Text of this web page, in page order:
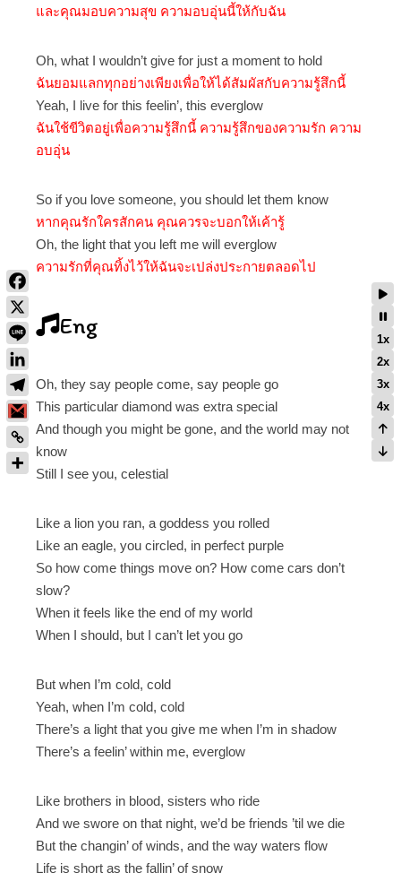
และคุณมอบความสุข ความอบอุ่นนี้ให้กับฉัน
Oh, what I wouldn’t give for just a moment to hold
ฉันยอมแลกทุกอย่างเพียงเพื่อให้ได้สัมผัสกับความรู้สึกนี้
Yeah, I live for this feelin’, this everglow
ฉันใช้ขีวิตอยู่เพื่อความรู้สึกนี้ ความรู้สึกของความรัก ความ
อบอุ่น
So if you love someone, you should let them know
หากคุณรักใครสักคน คุณควรจะบอกให้เค้ารู้
Oh, the light that you left me will everglow
ความรักที่คุณทิ้งไว้ให้ฉันจะเปล่งประกายตลอดไป
Eng
Oh, they say people come, say people go
This particular diamond was extra special
And though you might be gone, and the world may not
know
Still I see you, celestial
Like a lion you ran, a goddess you rolled
Like an eagle, you circled, in perfect purple
So how come things move on? How come cars don’t
slow?
When it feels like the end of my world
When I should, but I can’t let you go
But when I’m cold, cold
Yeah, when I’m cold, cold
There’s a light that you give me when I’m in shadow
There’s a feelin’ within me, everglow
Like brothers in blood, sisters who ride
And we swore on that night, we’d be friends ’til we die
But the changin’ of winds, and the way waters flow
Life is short as the fallin’ of snow
1x
2x
3x
4x